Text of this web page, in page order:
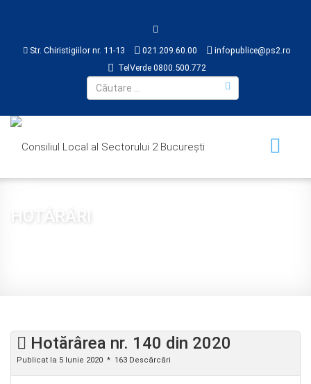
Str. Chiristigiilor nr. 11-13 021.209.60.00
infopublice@ps2.ro
TelVerde 0800.500.772
HOTĂRÂRI
Hotărârea nr. 140 din 2020
Publicat la 5 Iunie 2020 163 Descărcări